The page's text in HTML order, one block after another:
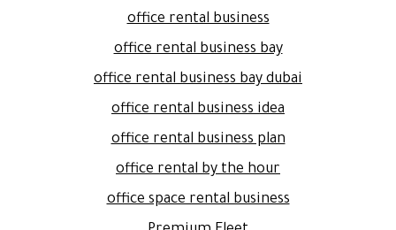
office rental business
office rental business bay
office rental business bay dubai
office rental business idea
office rental business plan
office rental by the hour
office space rental business